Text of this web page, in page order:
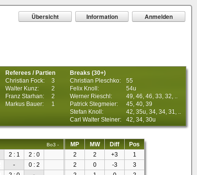
Übersicht Information Anmelden
Referees / Partien
Christian Fock:
3
Walter Kunz:
2
Franz Starhan:
2
Markus Bauer:
1
Breaks (30+)
Christian Pleschko:
55
Felix Knoll:
54u
Werner Rieschl:
49, 46, 46, 33, 32, ..
Patrick Stegmeier:
45, 40, 39
Stefan Knoll:
42, 35u, 34, 34, 31, ..
Carl Walter Steiner:
42, 34, 30u
Bo3 - MP MW Diff
Pos
2 : 1 2 : 0 2 2 +3
1
- 0 : 2 2 0 -3
3